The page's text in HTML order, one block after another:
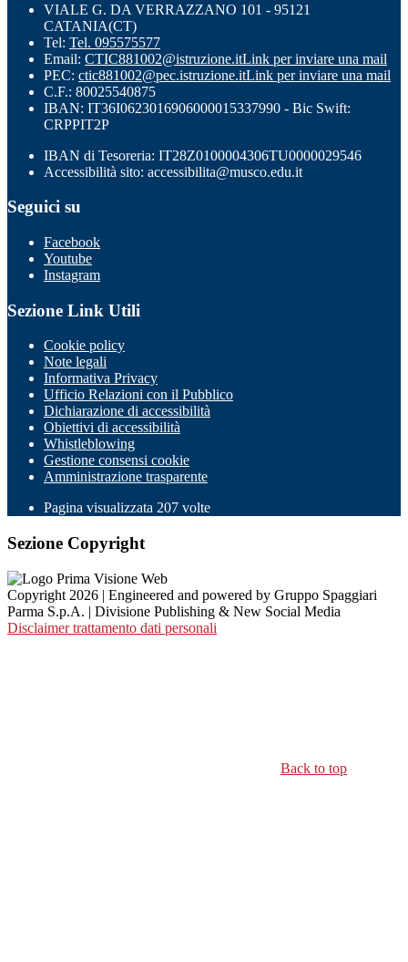
VIALE G. DA VERRAZZANO 101 - 95121
CATANIA(CT)
Tel: Tel. 095575577
Email: CTIC881002@istruzione.itLink per inviare una mail
PEC: ctic881002@pec.istruzione.itLink per inviare una mail
C.F.: 80025540875
IBAN: IT36I0623016906000015337990 - Bic Swift:
CRPPIT2P
IBAN di Tesoreria: IT28Z0100004306TU0000029546
Accessibilità sito: accessibilita@musco.edu.it
Seguici su
Facebook
Youtube
Instagram
Sezione Link Utili
Cookie policy
Note legali
Informativa Privacy
Ufficio Relazioni con il Pubblico
Dichiarazione di accessibilità
Obiettivi di accessibilità
Whistleblowing
Gestione consensi cookie
Amministrazione trasparente
Pagina visualizzata 207 volte
Sezione Copyright
Copyright 2026 | Engineered and powered by Gruppo Spaggiari
Parma S.p.A. | Divisione Publishing & New Social Media
Disclaimer trattamento dati personali
Back to top